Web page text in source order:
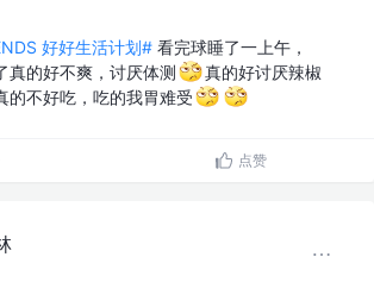
好好生活计划# 看完球睡了一上午，
真的好不爽，讨厌体测
真的好讨厌辣椒
的不好吃，吃的我胃难受
点赞